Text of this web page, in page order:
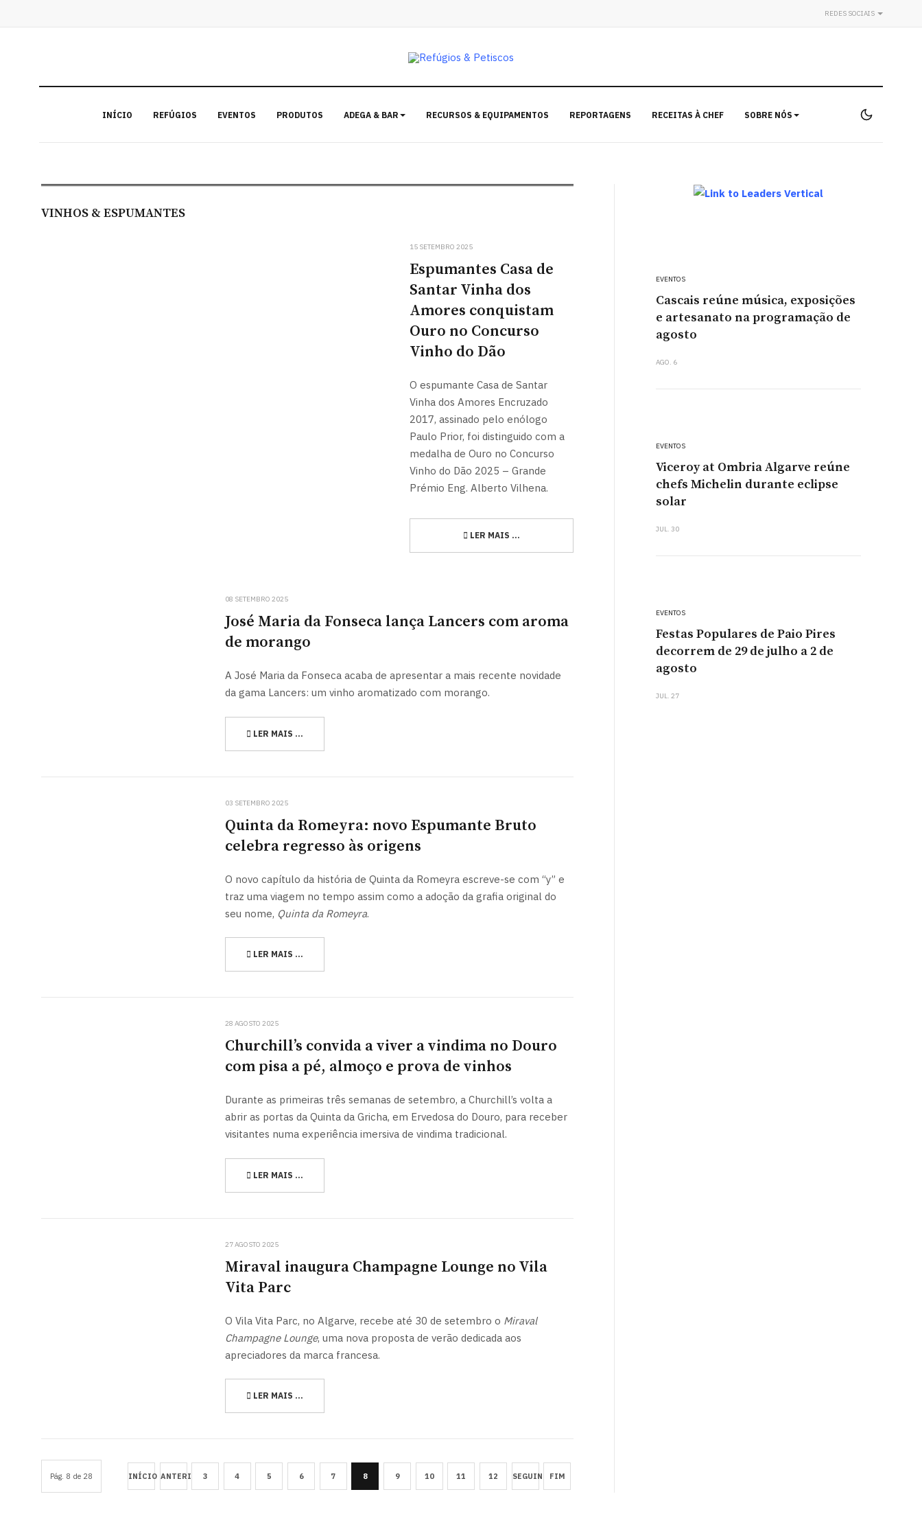
REDES SOCIAIS
INÍCIO REFÚGIOS EVENTOS PRODUTOS ADEGA & BAR RECURSOS & EQUIPAMENTOS REPORTAGENS RECEITAS À CHEF SOBRE NÓS
VINHOS & ESPUMANTES
15 SETEMBRO 2025
Espumantes Casa de
Santar Vinha dos
Amores conquistam
Ouro no Concurso
Vinho do Dão
O espumante Casa de Santar
Vinha dos Amores Encruzado
2017, assinado pelo enólogo
Paulo Prior, foi distinguido com a
medalha de Ouro no Concurso
Vinho do Dão 2025 – Grande
Prémio Eng. Alberto Vilhena.
LER MAIS …
08 SETEMBRO 2025
José Maria da Fonseca lança Lancers com aroma
de morango
A José Maria da Fonseca acaba de apresentar a mais recente novidade
da gama Lancers: um vinho aromatizado com morango.
LER MAIS …
03 SETEMBRO 2025
Quinta da Romeyra: novo Espumante Bruto
celebra regresso às origens
O novo capítulo da história de Quinta da Romeyra escreve-se com “y” e
traz uma viagem no tempo assim como a adoção da grafia original do
seu nome, Quinta da Romeyra.
LER MAIS …
28 AGOSTO 2025
Churchill’s convida a viver a vindima no Douro
com pisa a pé, almoço e prova de vinhos
Durante as primeiras três semanas de setembro, a Churchill’s volta a
abrir as portas da Quinta da Gricha, em Ervedosa do Douro, para receber
visitantes numa experiência imersiva de vindima tradicional.
LER MAIS …
27 AGOSTO 2025
Miraval inaugura Champagne Lounge no Vila
Vita Parc
O Vila Vita Parc, no Algarve, recebe até 30 de setembro o Miraval
Champagne Lounge, uma nova proposta de verão dedicada aos
apreciadores da marca francesa.
LER MAIS …
Pág. 8 de 28 INÍCIO ANTERIOR 3 4 5 6 7 8 9 10 11 12 SEGUINTEFIM
EVENTOS
Cascais reúne música, exposições
e artesanato na programação de
agosto
AGO. 6
EVENTOS
Viceroy at Ombria Algarve reúne
chefs Michelin durante eclipse
solar
JUL. 30
EVENTOS
Festas Populares de Paio Pires
decorrem de 29 de julho a 2 de
agosto
JUL. 27